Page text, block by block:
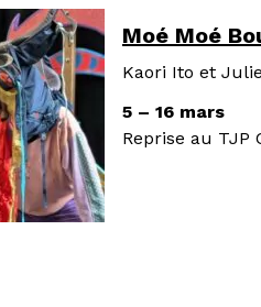
Moé Moé
Kaori Ito et
5 – 16 mars
Reprise au TJP